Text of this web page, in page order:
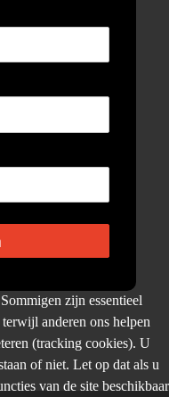
zijn essentieel
anderen ons helpen
(tracking cookies). U
of niet. Let op dat als u
van de site beschikbaar